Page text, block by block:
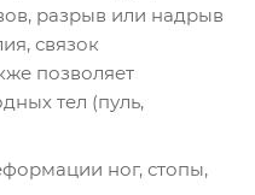
разрыв или надрыв
связок
позволяет
тел (пуль,
ног, стопы,